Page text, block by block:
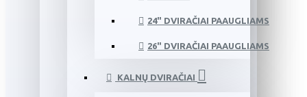
24" DVIRAČIAI PAAUGLIAMS
26" DVIRAČIAI PAAUGLIAMS
KALNŲ DVIRAČIAI